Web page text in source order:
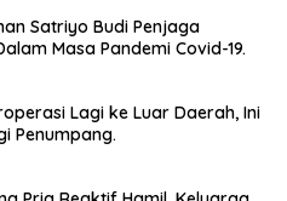
Satriyo Budi Penjaga
Masa Pandemi Covid-19.
Lagi ke Luar Daerah, Ini
Penumpang.